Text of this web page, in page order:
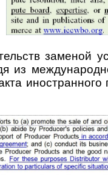
заменой
из